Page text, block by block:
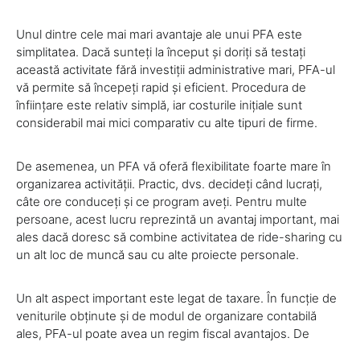
Unul dintre cele mai mari avantaje ale unui PFA este
simplitatea. Dacă sunteți la început și doriți să testați
această activitate fără investiții administrative mari, PFA-ul
vă permite să începeți rapid și eficient. Procedura de
înființare este relativ simplă, iar costurile inițiale sunt
considerabil mai mici comparativ cu alte tipuri de firme.
De asemenea, un PFA vă oferă flexibilitate foarte mare în
organizarea activității. Practic, dvs. decideți când lucrați,
câte ore conduceți și ce program aveți. Pentru multe
persoane, acest lucru reprezintă un avantaj important, mai
ales dacă doresc să combine activitatea de ride-sharing cu
un alt loc de muncă sau cu alte proiecte personale.
Un alt aspect important este legat de taxare. În funcție de
veniturile obținute și de modul de organizare contabilă
ales, PFA-ul poate avea un regim fiscal avantajos. De